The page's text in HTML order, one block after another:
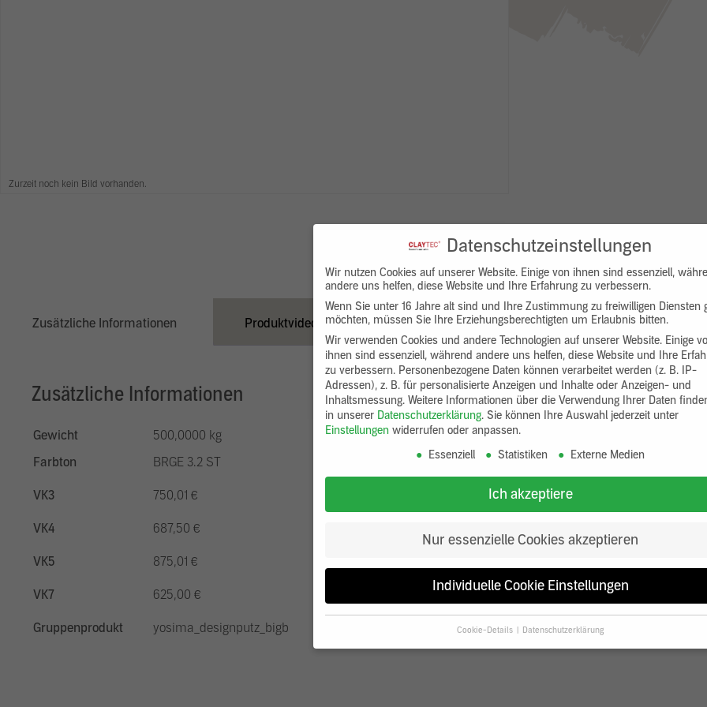
Zurzeit noch kein Bild vorhanden.
Zusätzliche Informationen Produktvideo Downloads Produktbeschreibung
Zusätzliche Informationen
Gewicht
500,0000 kg
Farbton
BRGE 3.2 ST
VK3 750,01 €
VK4 687,50 €
VK5 875,01 €
VK7 625,00 €
Gruppenprodukt yosima_designputz_bigb
Datenschutzeinstellungen
Wir nutzen Cookies auf unserer Website. Einige von ihnen sind essenziell,
andere uns helfen, diese Website und Ihre Erfahrung zu verbessern.
Wenn Sie unter 16 Jahre alt sind und Ihre Zustimmung zu freiwilligen Diensten
möchten, müssen Sie Ihre Erziehungsberechtigten um Erlaubnis bitten.
Wir verwenden Cookies und andere Technologien auf unserer Website. Einige
ihnen sind essenziell, während andere uns helfen, diese Website und Ihre
zu verbessern. Personenbezogene Daten können verarbeitet werden (z. B. IP-
Adressen), z. B. für personalisierte Anzeigen und Inhalte oder Anzeigen- und
Inhaltsmessung. Weitere Informationen über die Verwendung Ihrer Daten
in unserer Datenschutzerklärung. Sie können Ihre Auswahl jederzeit unter
Einstellungen widerrufen oder anpassen.
Essenziell
Statistiken Externe Medien
Ich akzeptiere
Nur essenzielle Cookies akzeptieren
Individuelle Cookie Einstellungen
Cookie-Details Datenschutzerklärung
Datenschutzeinstellungen